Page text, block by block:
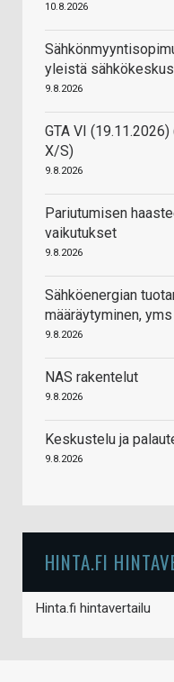
10.8.2026
yleistä
9.8.2026
GTA VI
X/S)
9.8.2026
Pariutumisen
vaikutukset
9.8.2026
Sähköenergian
määräytyminen,
9.8.2026
NAS rakentelut
9.8.2026
Keskustelu ja
9.8.2026
HINTA.FI
Hinta.fi hintavertailu